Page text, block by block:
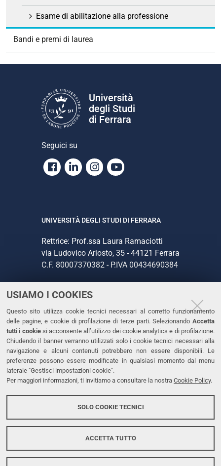
USIAMO I COOKIES
Questo sito utilizza cookie tecnici necessari al corretto funzionamento
delle pagine, e cookie di profilazione di terze parti. Selezionando Accetta
tutti i cookiesi acconsente all’utilizzo dei cookie analytics e di profilazione.
Chiudendo il banner verranno utilizzati solo i cookie tecnici necessari alla
navigazione e alcuni contenuti potrebbero non essere disponibili. Le
preferenze possono essere modificate in qualsiasi momento dal menu
laterale "Gestisci impostazioni cookie".
Per maggiori informazioni, ti invitiamo a consultare la nostra Cookie Policy.
SOLO COOKIE TECNICI
ACCETTA TUTTO
Esame di abilitazione alla professione
Bandi e premi di laurea
Università
degli Studi
di Ferrara
Seguici su
Facebook
LinkedinInstagram
Youtube
UNIVERSITÀ DEGLI STUDI DI FERRARA
Rettrice: Prof.ssa Laura Ramaciotti
via Ludovico Ariosto, 35 - 44121 Ferrara
C.F. 80007370382 - P.IVA 00434690384
CONTATTI
Tel. +39 0532 293111
Fax. +39 0532 293031
PEC
LINKS
Dichiarazione di accessibilità
Protezione dati personali